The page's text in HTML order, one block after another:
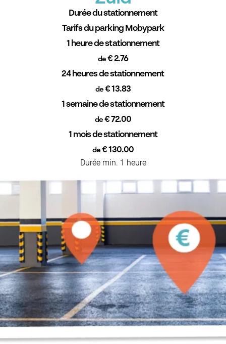
Durée du stationnement
Tarifs du parking Mobypark
1 heure de stationnement
de€ 2.76
24 heures de stationnement
de € 13.83
1 semaine de stationnement
de€ 72.00
1 mois de stationnement
de € 130.00
Durée min. 1 heure